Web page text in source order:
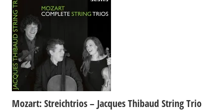
Mozart: Streichtrios – Jacques Thibaud String Trio